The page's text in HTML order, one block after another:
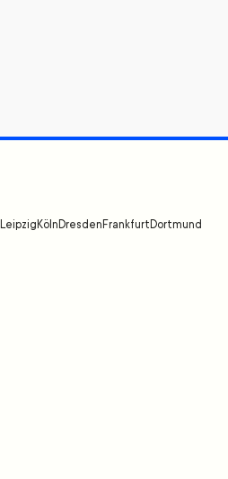
Leipzig Köln Dresden Frankfurt Dortmund